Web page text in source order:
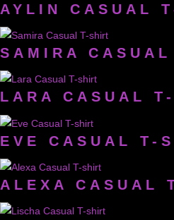
AYLIN CASUAL
SAMIRA
LARA CASUAL
EVE CASUAL T-
ALEXA CASUAL